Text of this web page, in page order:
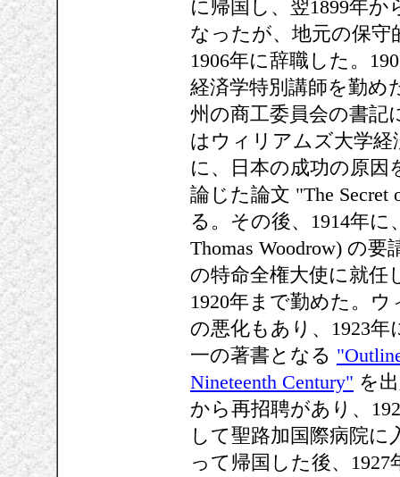
に帰国し、翌1899年
なったが、地元の保守
1906年に辞職した。
経済学特別講師を勤め
州の商工委員会の書記
はウィリアムズ大学
に、日本の成功の原因
論じた論文 "The Secret
る。その後、1914年
Thomas Woodrow) の
の特命全権大使に就任
1920年まで勤めた。
の悪化もあり、1923
一の著書となる
Nineteenth Century" を
から再招聘があり、
して聖路加国際病院
って帰国した後、